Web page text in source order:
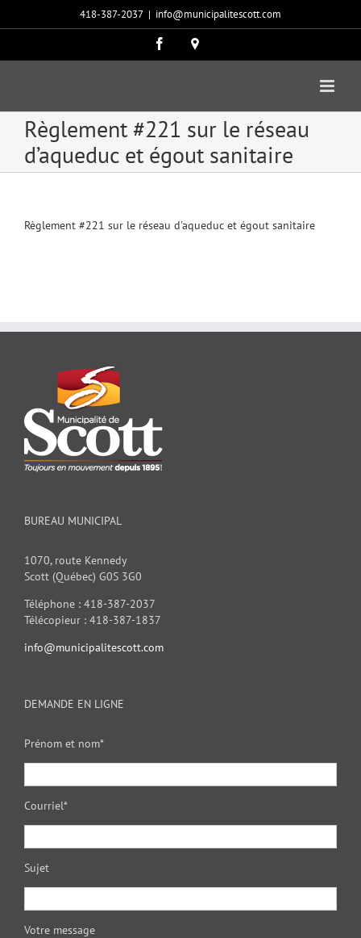
418-387-2037 | info@municipalitescott.com
Facebook
Carte
Règlement #221 sur le réseau
d’aqueduc et égout sanitaire
Règlement #221 sur le réseau d'aqueduc et égout sanitaire
BUREAU MUNICIPAL
1070, route Kennedy
Scott (Québec) G0S 3G0
Téléphone : 418-387-2037
Télécopieur : 418-387-1837
info@municipalitescott.com
DEMANDE EN LIGNE
Prénom et nom*
Courriel*
Sujet
Votre message